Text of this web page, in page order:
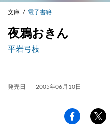
文庫 電子書籍
夜鴉おきん
平岩弓枝
発売日 2005年06月10日